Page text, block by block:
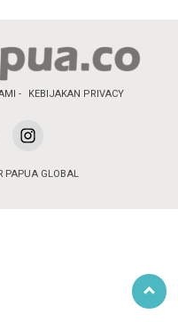
KEBIJAKAN PRIVACY
PAPUA GLOBAL